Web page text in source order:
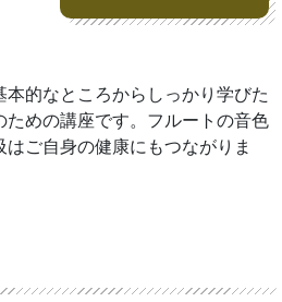
的なところからしっかり学びた
めの講座です。フルートの音色
ご自身の健康にもつながりま